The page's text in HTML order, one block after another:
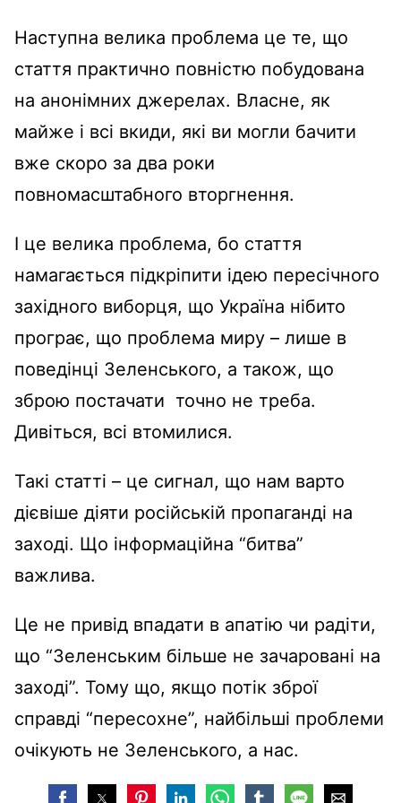
Наступна велика проблема це те, що
стаття практично повністю побудована
на анонімних джерелах. Власне, як
майже і всі вкиди, які ви могли бачити
вже скоро за два роки
повномасштабного вторгнення.
І це велика проблема, бо стаття
намагається підкріпити ідею пересічного
західного виборця, що Україна нібито
програє, що проблема миру – лише в
поведінці Зеленського, а також, що
зброю постачати точно не треба.
Дивіться, всі втомилися.
Такі статті – це сигнал, що нам варто
дієвіше діяти російській пропаганді на
заході. Що інформаційна “битва”
важлива.
Це не привід впадати в апатію чи радіти,
що “Зеленським більше не зачаровані на
заході”. Тому що, якщо потік зброї
справді “пересохне”, найбільші проблеми
очікують не Зеленського, а нас.